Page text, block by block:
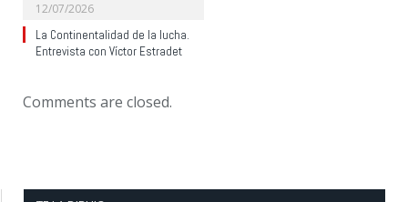
12/07/2026
La Continentalidad de la lucha.
Entrevista con Víctor Estradet
Comments are closed.